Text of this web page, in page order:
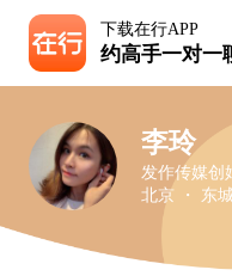
下载在行APP
约高手一对一
李玲
发作传媒创
北京 ・ 东